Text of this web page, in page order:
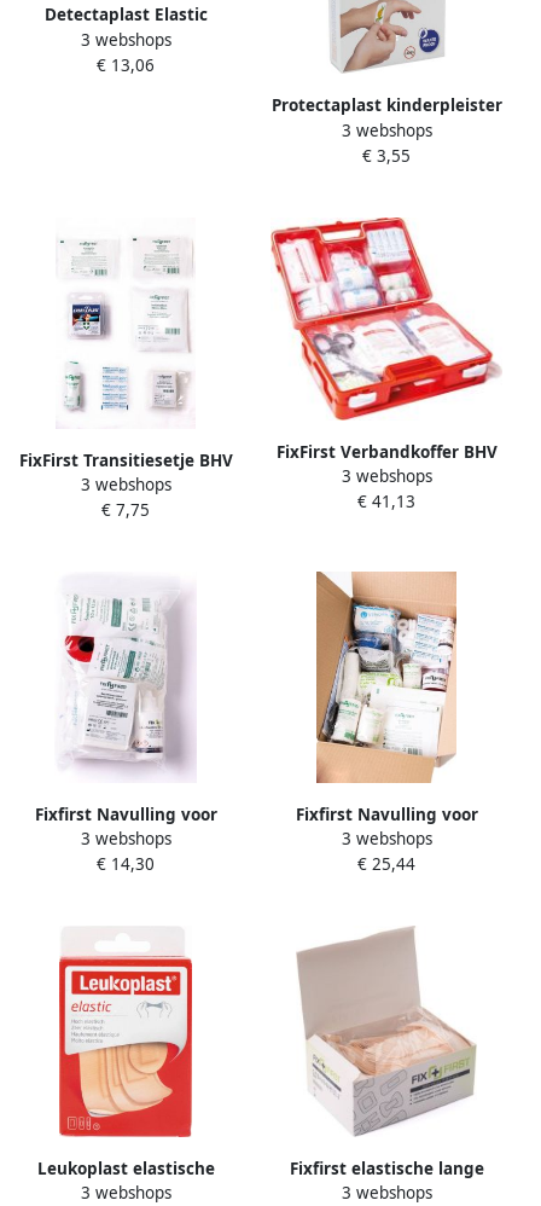
Detectaplast Elastic
textielpleister ft 180 x 20
mm pak van 100 stuks
3 webshops
€ 13,06
Protectaplast kinderpleister
assorti afmetingen pak van
20 stuks
3 webshops
€ 3,55
FixFirst Transitiesetje BHV
norm 2016 naar BHV norm
2021
3 webshops
€ 7,75
FixFirst Verbandkoffer BHV
norm 2021 volgens oranje
kruis
3 webshops
€ 41,13
Fixfirst Navulling voor
verbanddoos steriele
inhoud BHV 2021
3 webshops
€ 14,30
Fixfirst Navulling voor
verbanddoos complete
inhoud BHV 2021
3 webshops
€ 25,44
Leukoplast elastische
pleisters assortiment van
3 webshops
Fixfirst elastische lange
wikkelpleister ft 180 x 20
3 webshops